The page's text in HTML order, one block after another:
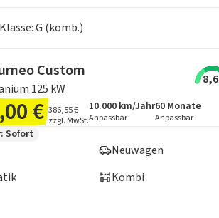
G (komb.)
Custom
125 kW
8,6
€ 386,55 €
zzgl. MwSt.
Angebotsdetails:
Inklusive Laufleistung
10.000 km/Jahr
Anpassbar
Laufzeit
60 Monate
Anpassbar
Fahrzeuginformationen:
Sofort
Neuwagen
Kombi